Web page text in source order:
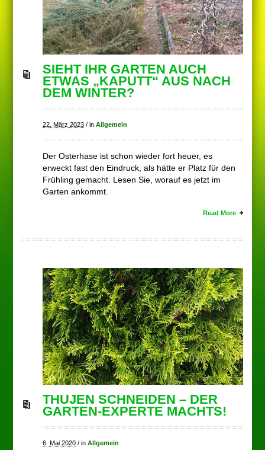
SIEHT IHR GARTEN AUCH
ETWAS „KAPUTT“ AUS NACH
DEM WINTER?
22. März 2023 /inAllgemein
Der Osterhase ist schon wieder fort heuer, es
erweckt fast den Eindruck, als hätte er Platz für den
Frühling gemacht. Lesen Sie, worauf es jetzt im
Garten ankommt.
Read More
THUJEN SCHNEIDEN – DER
GARTEN-EXPERTE MACHTS!
6. Mai 2020 /inAllgemein